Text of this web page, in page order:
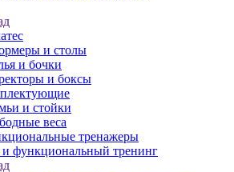
и столы
и бочки
и боксы
и стойки
веса
тренажеры
функциональный тренинг